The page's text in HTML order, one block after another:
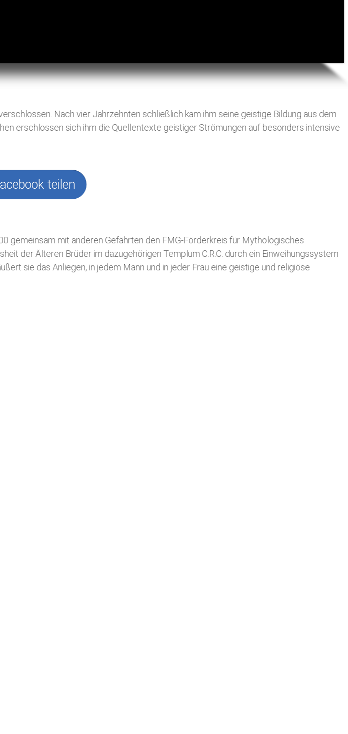
Nach vier Jahrzehnten schließlich kam ihm seine geistige Bildung aus dem
erschlossen sich ihm die Quellentexte geistiger Strömungen auf besonders intensive
teilen
gemeinsam mit anderen Gefährten den FMG-Förderkreis für Mythologisches
der Älteren Brüder im dazugehörigen Templum C.R.C. durch ein Einweihungssystem
sie das Anliegen, in jedem Mann und in jeder Frau eine geistige und religiöse